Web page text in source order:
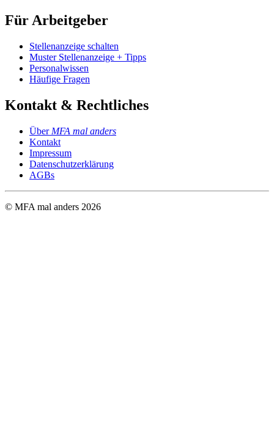
Für Arbeitgeber
Stellenanzeige schalten
Muster Stellenanzeige + Tipps
Personalwissen
Häufige Fragen
Kontakt & Rechtliches
Über MFA mal anders
Kontakt
Impressum
Datenschutzerklärung
AGBs
© MFA mal anders 2026